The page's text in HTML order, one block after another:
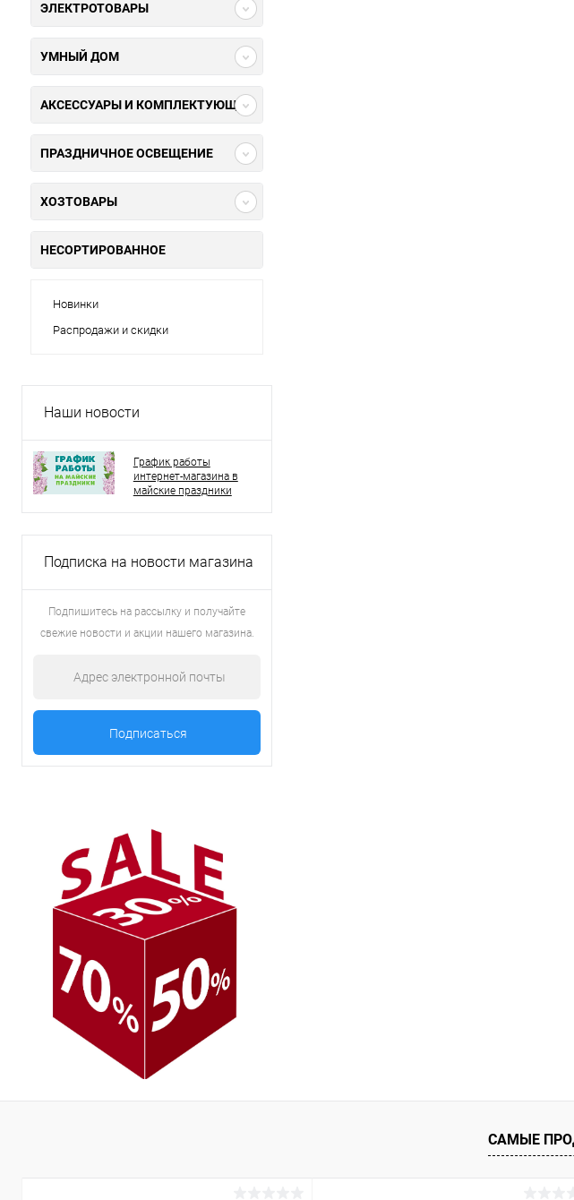
ЭЛЕКТРОТОВАРЫ
УМНЫЙ ДОМ
АКСЕССУАРЫ И КОМПЛЕКТУЮЩИЕ
ПРАЗДНИЧНОЕ ОСВЕЩЕНИЕ
ХОЗТОВАРЫ
НЕСОРТИРОВАННОЕ
Новинки
Распродажи и скидки
Наши новости
График работы
интернет-магазина в
майские праздники
Подписка на новости магазина
Подпишитесь на рассылку и получайте
свежие новости и акции нашего магазина.
САМЫЕ